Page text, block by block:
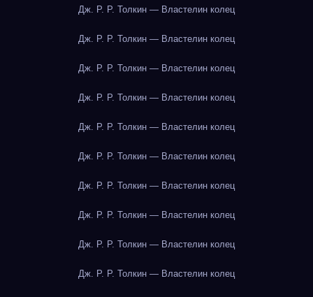
Дж. Р. Р. Толкин — Властелин колец
Дж. Р. Р. Толкин — Властелин колец
Дж. Р. Р. Толкин — Властелин колец
Дж. Р. Р. Толкин — Властелин колец
Дж. Р. Р. Толкин — Властелин колец
Дж. Р. Р. Толкин — Властелин колец
Дж. Р. Р. Толкин — Властелин колец
Дж. Р. Р. Толкин — Властелин колец
Дж. Р. Р. Толкин — Властелин колец
Дж. Р. Р. Толкин — Властелин колец